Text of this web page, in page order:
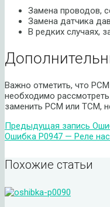
Замена проводов,
Замена датчика
В редких случаях,
Важно отметить, что
необходимо
заменить PCM или TCM,
Предыдущая запись
Ошибка P0947 — Реле
Похожие статьи